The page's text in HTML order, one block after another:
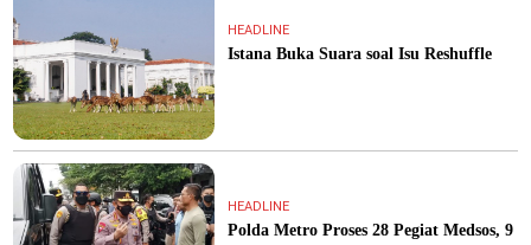
HEADLINE
Istana Buka Suara soal Isu Reshuffle
HEADLINE
Polda Metro Proses 28 Pegiat Medsos, 9